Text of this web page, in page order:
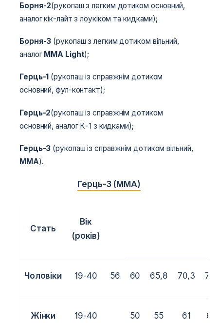
Борня-2(рукопаш з легким дотиком основний,
аналог кік-лайт з лоукіком та кидками);
Борня-3 (рукопаш з легким дотиком вільний,
аналог MMA Light);
Герць-1 (рукопаш із справжнім дотиком
основний, фул-контакт);
Герць-2(рукопаш із справжнім дотиком
основний, аналог К-1 з кидками);
Герць-3 (рукопаш із справжнім дотиком вільний,
MMA).
Герць-3 (ММА)
Стать
Вік
(років)
Чоловіки 19-40 56 60 65,8 70,3
Жінки 19-40 50 55 61 68